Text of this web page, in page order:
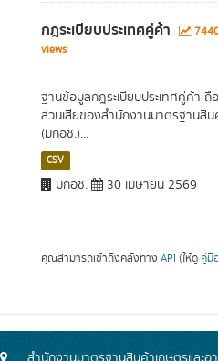
กฎระเบียบประเทศคู่ค้า
views
ฐานข้อมูลกฎระเบียบประเทศคู่ค้า ถื
ส่วนเสียของสำนักงานมาตรฐานสิน
(มกอช.)...
CSV
มกอช. 30 เมษายน 2569
คุณสามารถเข้าถึงคลังทาง API (ให้ดู คู่มื